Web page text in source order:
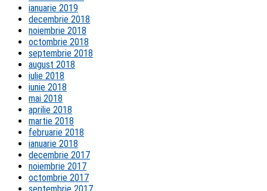
ianuarie 2019
decembrie 2018
noiembrie 2018
octombrie 2018
septembrie 2018
august 2018
iulie 2018
iunie 2018
mai 2018
aprilie 2018
martie 2018
februarie 2018
ianuarie 2018
decembrie 2017
noiembrie 2017
octombrie 2017